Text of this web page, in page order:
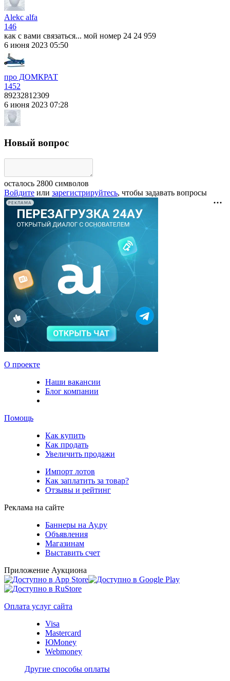
Alekc alfa
146
как с вами связаться... мой номер 24 24 959
6 июня 2023 05:50
про ДОМКРАТ
1452
89232812309
6 июня 2023 07:28
Новый вопрос
осталось 2800 символов
Войдите или зарегистрируйтесь, чтобы задавать вопросы
РЕКЛАМА
О проекте
Наши вакансии
Блог компании
Помощь
Как купить
Как продать
Увеличить продажи
Импорт лотов
Как заплатить за товар?
Отзывы и рейтинг
Реклама на сайте
Баннеры на Ау.ру
Объявления
Магазинам
Выставить счет
Приложение Аукциона
Оплата услуг сайта
Visa
Mastercard
ЮMoney
Webmoney
Другие способы оплаты